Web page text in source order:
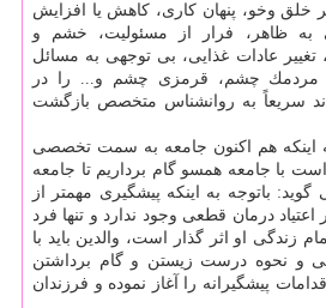
خلق وخو، پنهان كاری، كاهش یا افزایش
به ظاهر، فرار از مسئولیت، خشم و
عادات غذایی، بی توجهی به مسائل
مردمك چشم، قرمزی چشم و... را در
سریعاً به روانشناس متخصص بازگشت
اینكه هم اكنون جامعه به سمت تخصصی
با جامعه همسو گام برداریم تا جامعه
باتوجه به اینكه پیشگیری مهمتر از
درمان قطعی وجود ندارد و تنها فرد
زندگی او اثر گذار است، والدین باید با
و نحوه درست زیستن و گام برداشتن
پیشگیرانه را آغاز نموده و فرزندان